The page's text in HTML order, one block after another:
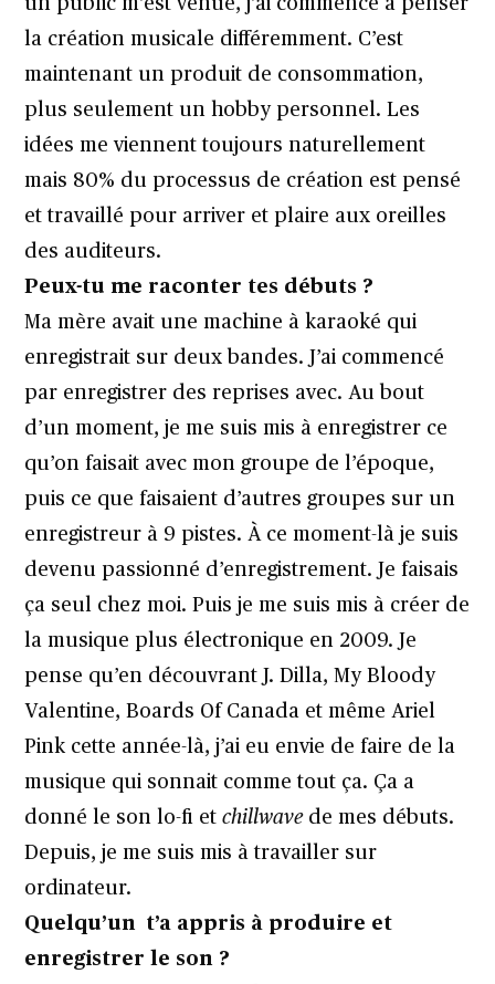
un public m’est venue, j’ai commencé à penser
la création musicale différemment. C’est
maintenant un produit de consommation,
plus seulement un hobby personnel. Les
idées me viennent toujours naturellement
mais 80% du processus de création est pensé
et travaillé pour arriver et plaire aux oreilles
des auditeurs.
Peux-tu me raconter tes débuts ?
Ma mère avait une machine à karaoké qui
enregistrait sur deux bandes. J’ai commencé
par enregistrer des reprises avec. Au bout
d’un moment, je me suis mis à enregistrer ce
qu’on faisait avec mon groupe de l’époque,
puis ce que faisaient d’autres groupes sur un
enregistreur à 9 pistes. À ce moment-là je suis
devenu passionné d’enregistrement. Je faisais
ça seul chez moi. Puis je me suis mis à créer de
la musique plus électronique en 2009. Je
pense qu’en découvrant J. Dilla, My Bloody
Valentine, Boards Of Canada et même Ariel
Pink cette année-là, j’ai eu envie de faire de la
musique qui sonnait comme tout ça. Ça a
donné le son lo-fi etchillwavede mes débuts.
Depuis, je me suis mis à travailler sur
ordinateur.
Quelqu’un t’a appris à produire et
enregistrer le son ?